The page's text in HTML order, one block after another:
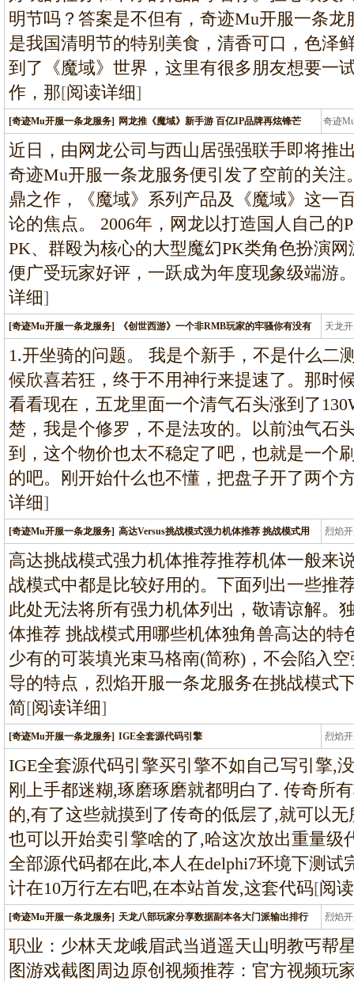
明节吗？答案是不但有，奇迹Mu开服一条
是我国清明节的特别美食，清香可口，色泽
到了《魔域》世界，这里有很多朋友想要一
作，那[阅读详细]
[奇迹Mu开服一条龙服务] 网龙推《魔域》新手游 百亿IP品牌再炫锋芒 奇迹
条
近日，由网龙公司与西山居强强联手即将推
奇迹Mu开服一条龙服务便引发了空前的关
鼎之作，《魔域》系列产品及《魔域》这一
论的焦点。 2006年，网龙以打造国人自己的
PK、群殴为核心的大型魔幻PK类角色扮演
便广受玩家好评，一跃成为年度现象级端游
详细]
[奇迹Mu开服一条龙服务] 《创世西游》一个非RMB玩家的牢骚你有没有 天龙
龙
1.开坐骑的问题。 我是个新手，不是什么二
候欣喜若狂，终于不用神行来提速了。那时
看看现在，五龙里面一个清气石头涨到了
楚，我是个修罗，不是法攻的。以前浊气石
到，这个物价也太不稳定了吧，也就是一个
的吧。刚开始什么也不懂，把盘子开了两个
详细]
[奇迹Mu开服一条龙服务] 高达Versus挑战模式强力机体推荐 挑战模式用 烈焰
龙
高达挑战模式强力机体推荐推荐机体一般来
战模式中都是比较好用的。下面列出一些推
此处无法将所有强力机体列出，敬请谅解。
体推荐 挑战模式用哪些机体独角兽高达的特
少有的可装填光束马格南(简称)，不会陷入
导的特点，烈焰开服一条龙服务在挑战模式
简[阅读详细]
[奇迹Mu开服一条龙服务] IGE全套源代码引擎 烈焰
龙
IGE全套源代码引擎买引擎不如自己写引擎,
刚上手都迷糊,琢磨琢磨就都明白了. 传奇所
的,有了这些就摸到了传奇的低层了,就可以
也可以开始卖引擎啥的了,哈这次放出重量级
全部源代码都在此,本人在delphi7环境下测
计在10万行左右吧,在本站首发,这套代码[阅
[奇迹Mu开服一条龙服务] 天龙八部玩家分享数据副本各大门派输出排行 烈焰
龙
职业：少林天龙峨眉武当逍遥天山明教丐帮
图游戏截图周边原创视频推荐：官方视频玩